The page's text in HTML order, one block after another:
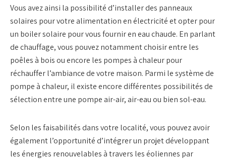
Vous avez ainsi la possibilité d’installer des panneaux
solaires pour votre alimentation en électricité et opter pour
un boiler solaire pour vous fournir en eau chaude. En parlant
de chauffage, vous pouvez notamment choisir entre les
poêles à bois ou encore les pompes à chaleur pour
réchauffer l’ambiance de votre maison. Parmi le système de
pompe à chaleur, il existe encore différentes possibilités de
sélection entre une pompe air-air, air-eau ou bien sol-eau.
Selon les faisabilités dans votre localité, vous pouvez avoir
également l’opportunité d’intégrer un projet développant
les énergies renouvelables à travers les éoliennes par